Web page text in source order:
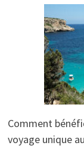
Comment
voyage unique